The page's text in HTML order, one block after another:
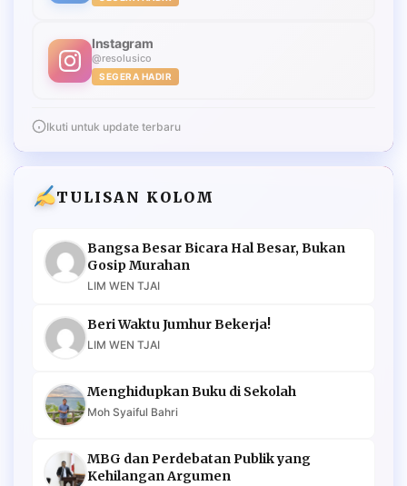
Instagram
@resolusico
SEGERA HADIR
Ikuti untuk update terbaru
TULISAN KOLOM
Bangsa Besar Bicara Hal Besar, Bukan
Gosip Murahan
LIM WEN TJAI
Beri Waktu Jumhur Bekerja!
LIM WEN TJAI
Menghidupkan Buku di Sekolah
Moh Syaiful Bahri
MBG dan Perdebatan Publik yang
Kehilangan Argumen